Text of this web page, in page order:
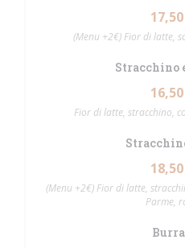
17,50
(Menu +2€) Fior di latte,
Stracchino
16,50
Fior di latte, stracchino,
18,50
(Menu +2€) Fior di latte,
Parme,